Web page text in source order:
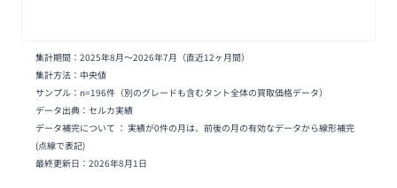
集計期間： 2025年8月〜2026年7月 （直近12ヶ月間）
集計方法：中央値
サンプル：n=196件 （別のグレードも含むタント全体の買取価格データ）
データ出典：セルカ実績
データ補完について ： 実績が0件の月は、前後の月の有効なデータから線形補完
(点線で表記)
最終更新日： 2026年8月1日